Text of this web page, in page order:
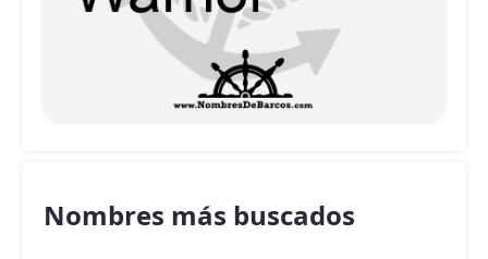
Nombres más buscados